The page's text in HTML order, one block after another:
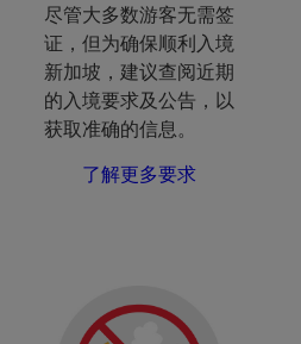
尽管大多数游客无需签
证，但为确保顺利入境
新加坡，建议查阅近期
的入境要求及公告，以
获取准确的信息。
了解更多要求